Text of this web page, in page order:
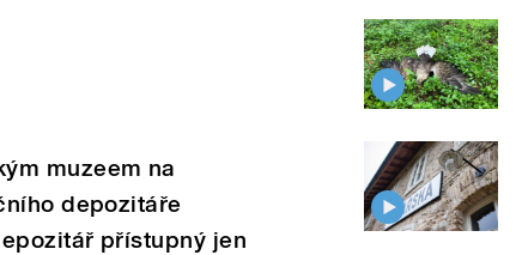
muzeem na
depozitáře
přístupný jen